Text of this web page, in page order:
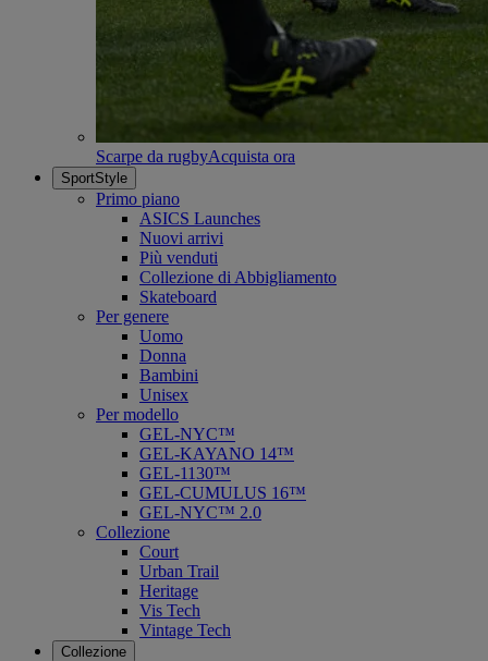
Scarpe da rugbyAcquista ora
SportStyle
Primo piano
ASICS Launches
Nuovi arrivi
Più venduti
Collezione di Abbigliamento
Skateboard
Per genere
Uomo
Donna
Bambini
Unisex
Per modello
GEL-NYC™
GEL-KAYANO 14™
GEL-1130™
GEL-CUMULUS 16™
GEL-NYC™ 2.0
Collezione
Court
Urban Trail
Heritage
Vis Tech
Vintage Tech
Collezione